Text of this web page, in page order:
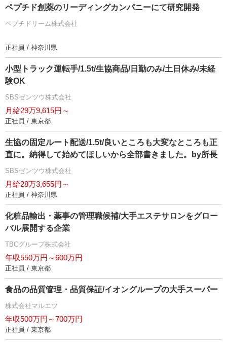
ペプチド創薬のリーディングカンパニーにて研究開発
ペプチドリーム株式会社
正社員 / 神奈川県
小型トラック運転手/1.5t/生協商品/日勤のみ/土日休み/未経
験OK
SBSゼンツウ株式会社
月給29万9,615円～
正社員 / 東京都
生協の固定ルート配送/1.5t/良いところも大変なところも正
直に。納得して始めてほしいから全部書きました。by所長
SBSゼンツウ株式会社
月給28万3,655円～
正社員 / 神奈川県
化粧品輸出・薬事の管理職候補/大手エステサロンをグロー
バル展開する企業
TBCグループ株式会社
年収550万円～600万円
正社員 / 東京都
食品の品質管理・品質保証/イオングループの大手スーパー
株式会社マルエツ
年収500万円～700万円
正社員 / 東京都